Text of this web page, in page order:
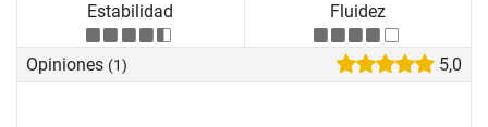
Estabilidad Fluidez
Opiniones (1) 5,0